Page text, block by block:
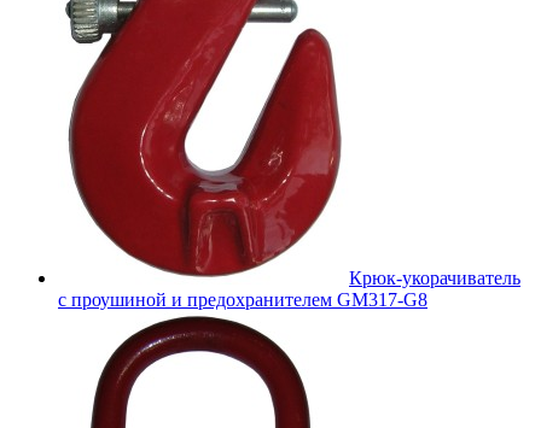
Крюк-укорачиватель
с проушиной и предохранителем GM317-G8